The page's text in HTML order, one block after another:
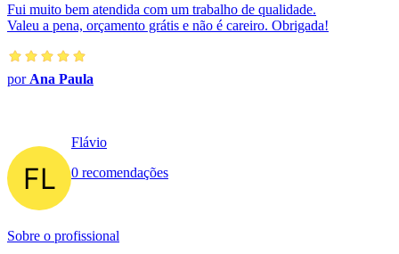
Fui muito bem atendida com um trabalho de qualidade.
Valeu a pena, orçamento grátis e não é careiro. Obrigada!
por Ana Paula
Flávio
0 recomendações
Sobre o profissional